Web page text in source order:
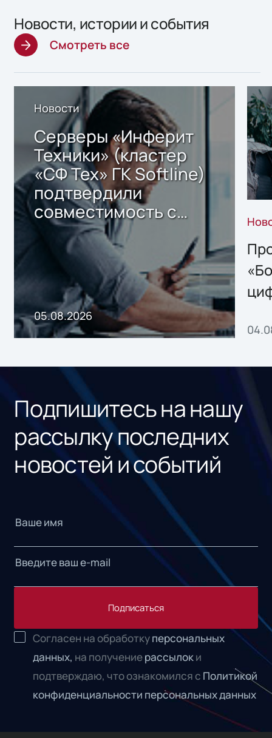
Новости, истории и события
Смотреть все
Новости
Серверы «Инферит
Техники» (кластер
«СФ Тех» ГК Softline)
подтвердили
совместимость с
решением Sharx
Storage 2.x для
хранения данных
05.08.2026
Подпишитесь на нашу
рассылку последних
новостей и событий
Подписаться
Согласен на обработкуперсональных
данных, на получениерассылоки
подтверждаю, что ознакомился с Политикой
конфиденциальности персональных данных